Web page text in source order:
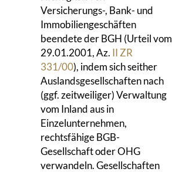
Versicherungs-, Bank- und
Immobiliengeschäften
beendete der BGH (Urteil vom
29.01.2001, Az. II ZR
331/00), indem sich seither
Auslandsgesellschaften nach
(ggf. zeitweiliger) Verwaltung
vom Inland aus in
Einzelunternehmen,
rechtsfähige BGB-
Gesellschaft oder OHG
verwandeln. Gesellschaften